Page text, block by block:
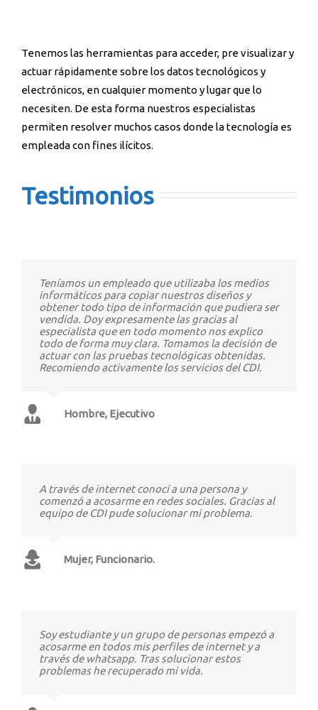
Tenemos las herramientas para acceder, pre visualizar y
actuar rápidamente sobre los datos tecnológicos y
electrónicos, en cualquier momento y lugar que lo
necesiten. De esta forma nuestros especialistas
permiten resolver muchos casos donde la tecnología es
empleada con fines ilícitos.
Testimonios
Teníamos un empleado que utilizaba los medios
informáticos para copiar nuestros diseños y
obtener todo tipo de información que pudiera ser
vendida. Doy expresamente las gracias al
especialista que en todo momento nos explico
todo de forma muy clara. Tomamos la decisión de
actuar con las pruebas tecnológicas obtenidas.
Recomiendo activamente los servicios del CDI.
Hombre, Ejecutivo
A través de internet conocí a una persona y
comenzó a acosarme en redes sociales. Gracias al
equipo de CDI pude solucionar mi problema.
Mujer, Funcionario.
Soy estudiante y un grupo de personas empezó a
acosarme en todos mis perfiles de internet y a
través de whatsapp. Tras solucionar estos
problemas he recuperado mi vida.